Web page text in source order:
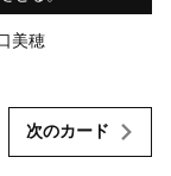
美穂
次のカード